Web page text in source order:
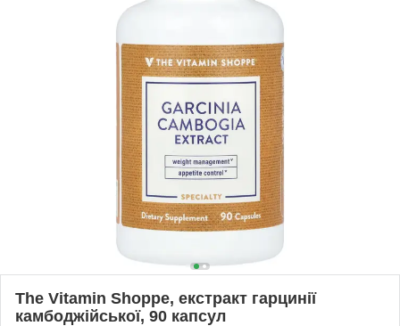
The Vitamin Shoppe, екстракт гарцинії
камбоджійської, 90 капсул